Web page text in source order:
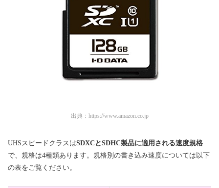
出典： https://www.amazon.co.jp
UHSスピードクラスはSDXCとSDHC製品に適用される速度規格
で、規格は4種類あります。規格別の書き込み速度については以下
の表をご覧ください。